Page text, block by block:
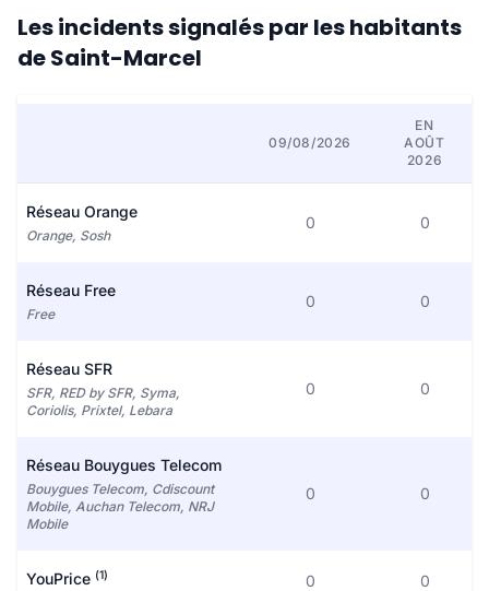
Les incidents signalés par les habitants
de Saint-Marcel
09/08/2026
EN
AOÛT
2026
Réseau Orange
Orange, Sosh
0 0
Réseau Free
Free
0 0
Réseau SFR
SFR, RED by SFR, Syma,
Coriolis, Prixtel, Lebara
0 0
Réseau Bouygues Telecom
Bouygues Telecom, Cdiscount
Mobile, Auchan Telecom, NRJ
Mobile
0 0
YouPrice (1) 0 0